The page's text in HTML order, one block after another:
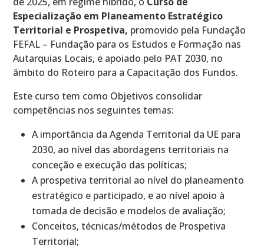
Especialização em Planeamento Estratégico
Territorial e Prospetiva, promovido pela Fundação
FEFAL – Fundação para os Estudos e Formação nas
Autarquias Locais, e apoiado pelo PAT 2030, no
âmbito do Roteiro para a Capacitação dos Fundos.
Este curso tem como Objetivos consolidar
competências nos seguintes temas:
A importância da Agenda Territorial da UE para
2030, ao nível das abordagens territoriais na
conceção e execução das políticas;
A prospetiva territorial ao nível do planeamento
estratégico e participado, e ao nível apoio à
tomada de decisão e modelos de avaliação;
Conceitos, técnicas/métodos de Prospetiva
Territorial;